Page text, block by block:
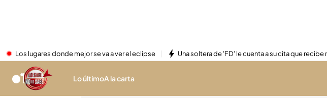
Los lugares donde mejor se va a ver el eclipse Una soltera de 'FD' le cuenta a su cita que
Lo últimoA la carta